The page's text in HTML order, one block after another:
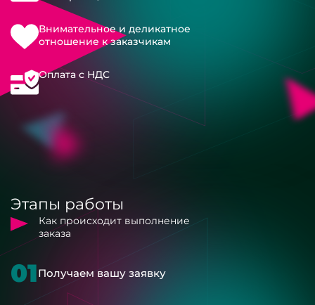
Внимательное и деликатное
отношение к заказчикам
Оплата с НДС
Этапы работы
Как происходит выполнение
заказа
01Получаем вашу заявку